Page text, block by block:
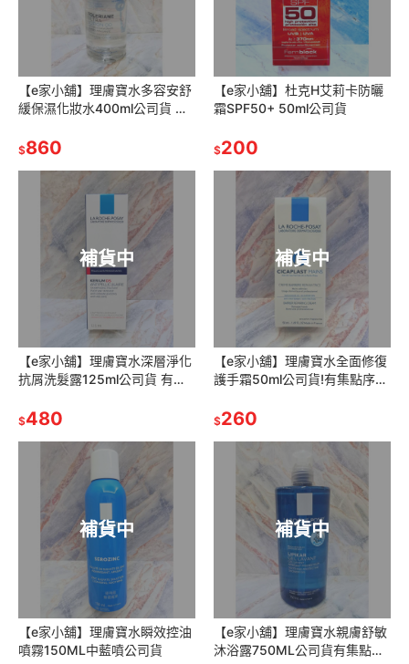
【e家小舖】理膚寶水多容安舒
緩保濕化妝水400ml公司貨 有
$860
【e家小舖】杜克H艾莉卡防曬
霜SPF50+ 50ml公司貨
$200
補貨中
【e家小舖】理膚寶水深層淨化
抗屑洗髮露125ml公司貨 有集
$480
補貨中
【e家小舖】理膚寶水全面修復
護手霜50ml公司貨!有集點序
$260
補貨中
【e家小舖】理膚寶水瞬效控油
噴霧150ML中藍噴公司貨
補貨中
【e家小舖】理膚寶水親膚舒敏
沐浴露750ML公司貨有集點序